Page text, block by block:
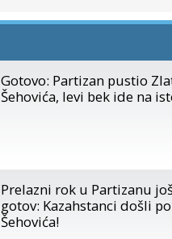
Gotovo: Partizan pustio
Šehovića, levi bek ide na
Prelazni rok u Partizanu
gotov: Kazahstanci došli
Šehovića!